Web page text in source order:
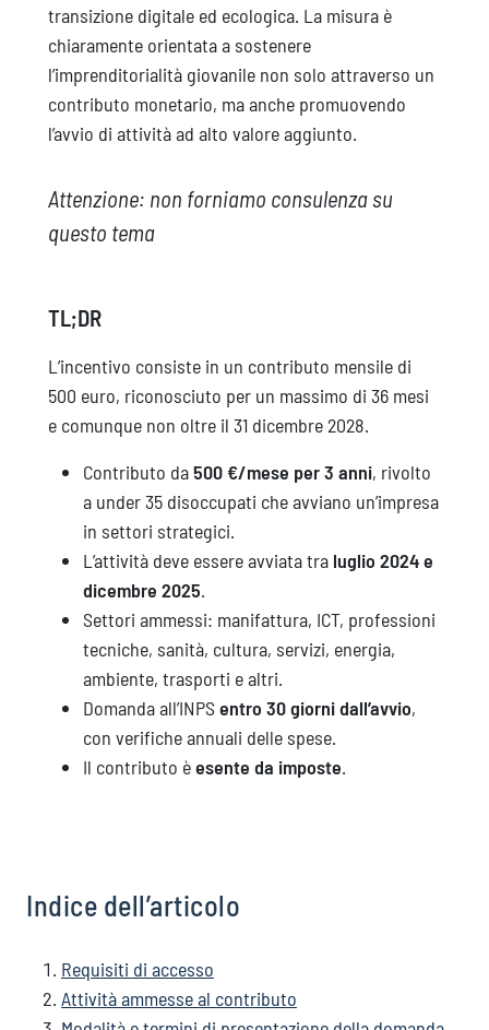
transizione digitale ed ecologica. La misura è
chiaramente orientata a sostenere
l’imprenditorialità giovanile non solo attraverso un
contributo monetario, ma anche promuovendo
l’avvio di attività ad alto valore aggiunto.
Attenzione: non forniamo consulenza su
questo tema
TL;DR
L’incentivo consiste in un contributo mensile di
500 euro, riconosciuto per un massimo di 36 mesi
e comunque non oltre il 31 dicembre 2028.
Contributo da500 €/mese per 3 anni, rivolto
a under 35 disoccupati che avviano un’impresa
in settori strategici.
L’attività deve essere avviata tra luglio 2024 e
dicembre 2025.
Settori ammessi: manifattura, ICT, professioni
tecniche, sanità, cultura, servizi, energia,
ambiente, trasporti e altri.
Domanda all’INPS entro 30 giorni dall’avvio,
con verifiche annuali delle spese.
Il contributo èesente da imposte.
Indice dell’articolo
Requisiti di accesso
Attività ammesse al contributo